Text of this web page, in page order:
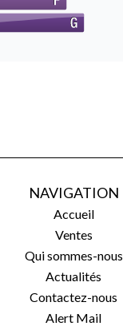
NAVIGATION
Accueil
Ventes
Qui sommes-nous
Actualités
Contactez-nous
Alert Mail